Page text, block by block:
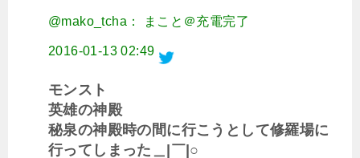
@mako_tcha： まこと＠充電完了
2016-01-13 02:49
モンスト
英雄の神殿
秘泉の神殿時の間に行こうとして修羅場に
行ってしまった＿|￣|○